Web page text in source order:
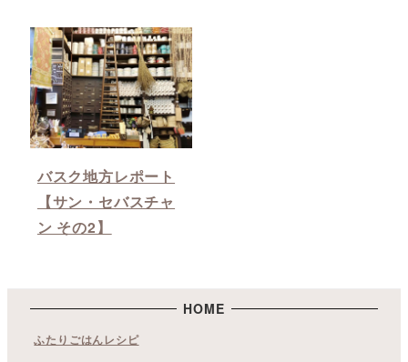
バスク地方レポート
【サン・セバスチャ
ン その2】
HOME
ふたりごはんレシピ